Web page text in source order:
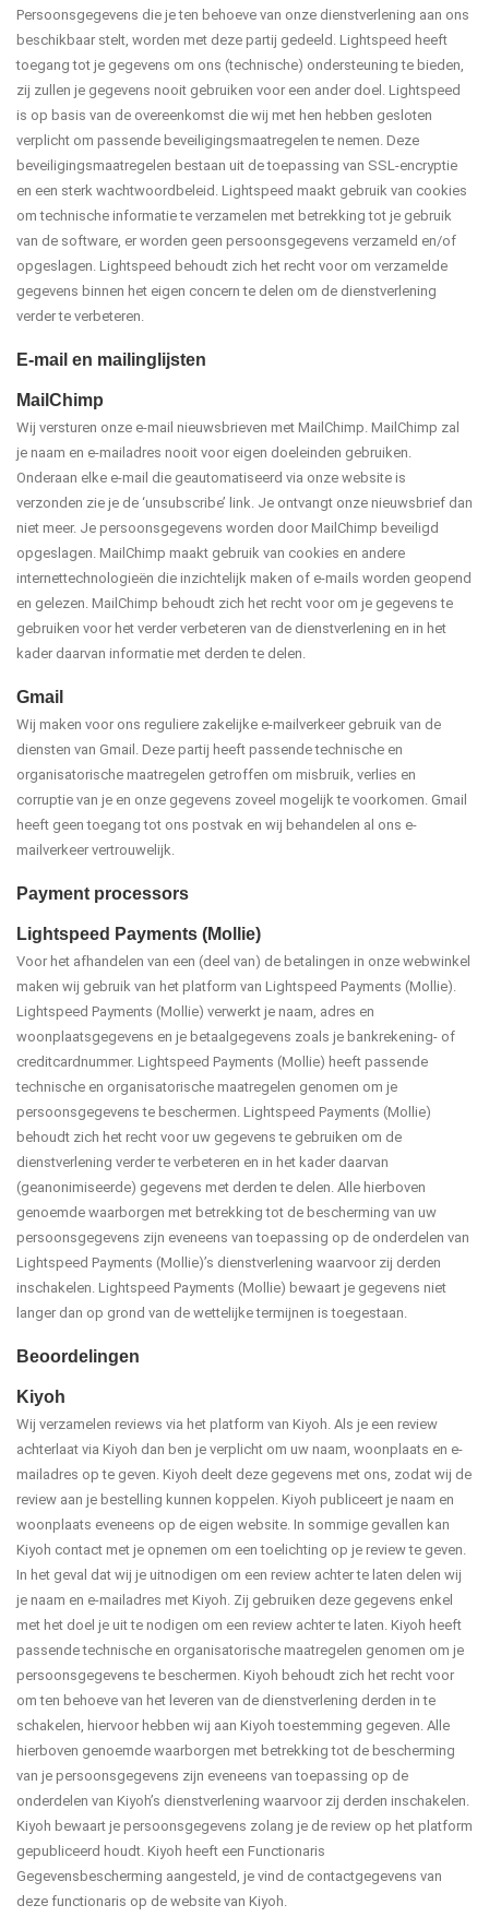
Persoonsgegevens die je ten behoeve van onze dienstverlening aan ons
beschikbaar stelt, worden met deze partij gedeeld. Lightspeed heeft
toegang tot je gegevens om ons (technische) ondersteuning te bieden,
zij zullen je gegevens nooit gebruiken voor een ander doel. Lightspeed
is op basis van de overeenkomst die wij met hen hebben gesloten
verplicht om passende beveiligingsmaatregelen te nemen. Deze
beveiligingsmaatregelen bestaan uit de toepassing van SSL-encryptie
en een sterk wachtwoordbeleid. Lightspeed maakt gebruik van cookies
om technische informatie te verzamelen met betrekking tot je gebruik
van de software, er worden geen persoonsgegevens verzameld en/of
opgeslagen. Lightspeed behoudt zich het recht voor om verzamelde
gegevens binnen het eigen concern te delen om de dienstverlening
verder te verbeteren.
E-mail en mailinglijsten
MailChimp
Wij versturen onze e-mail nieuwsbrieven met MailChimp. MailChimp zal
je naam en e-mailadres nooit voor eigen doeleinden gebruiken.
Onderaan elke e-mail die geautomatiseerd via onze website is
verzonden zie je de ‘unsubscribe’ link. Je ontvangt onze nieuwsbrief dan
niet meer. Je persoonsgegevens worden door MailChimp beveiligd
opgeslagen. MailChimp maakt gebruik van cookies en andere
internettechnologieën die inzichtelijk maken of e-mails worden geopend
en gelezen. MailChimp behoudt zich het recht voor om je gegevens te
gebruiken voor het verder verbeteren van de dienstverlening en in het
kader daarvan informatie met derden te delen.
Gmail
Wij maken voor ons reguliere zakelijke e-mailverkeer gebruik van de
diensten van Gmail. Deze partij heeft passende technische en
organisatorische maatregelen getroffen om misbruik, verlies en
corruptie van je en onze gegevens zoveel mogelijk te voorkomen. Gmail
heeft geen toegang tot ons postvak en wij behandelen al ons e-
mailverkeer vertrouwelijk.
Payment processors
Lightspeed Payments (Mollie)
Voor het afhandelen van een (deel van) de betalingen in onze webwinkel
maken wij gebruik van het platform van Lightspeed Payments (Mollie).
Lightspeed Payments (Mollie) verwerkt je naam, adres en
woonplaatsgegevens en je betaalgegevens zoals je bankrekening- of
creditcardnummer. Lightspeed Payments (Mollie) heeft passende
technische en organisatorische maatregelen genomen om je
persoonsgegevens te beschermen. Lightspeed Payments (Mollie)
behoudt zich het recht voor uw gegevens te gebruiken om de
dienstverlening verder te verbeteren en in het kader daarvan
(geanonimiseerde) gegevens met derden te delen. Alle hierboven
genoemde waarborgen met betrekking tot de bescherming van uw
persoonsgegevens zijn eveneens van toepassing op de onderdelen van
Lightspeed Payments (Mollie)’s dienstverlening waarvoor zij derden
inschakelen. Lightspeed Payments (Mollie) bewaart je gegevens niet
langer dan op grond van de wettelijke termijnen is toegestaan.
Beoordelingen
Kiyoh
Wij verzamelen reviews via het platform van Kiyoh. Als je een review
achterlaat via Kiyoh dan ben je verplicht om uw naam, woonplaats en e-
mailadres op te geven. Kiyoh deelt deze gegevens met ons, zodat wij de
review aan je bestelling kunnen koppelen. Kiyoh publiceert je naam en
woonplaats eveneens op de eigen website. In sommige gevallen kan
Kiyoh contact met je opnemen om een toelichting op je review te geven.
In het geval dat wij je uitnodigen om een review achter te laten delen wij
je naam en e-mailadres met Kiyoh. Zij gebruiken deze gegevens enkel
met het doel je uit te nodigen om een review achter te laten. Kiyoh heeft
passende technische en organisatorische maatregelen genomen om je
persoonsgegevens te beschermen. Kiyoh behoudt zich het recht voor
om ten behoeve van het leveren van de dienstverlening derden in te
schakelen, hiervoor hebben wij aan Kiyoh toestemming gegeven. Alle
hierboven genoemde waarborgen met betrekking tot de bescherming
van je persoonsgegevens zijn eveneens van toepassing op de
onderdelen van Kiyoh’s dienstverlening waarvoor zij derden inschakelen.
Kiyoh bewaart je persoonsgegevens zolang je de review op het platform
gepubliceerd houdt. Kiyoh heeft een Functionaris
Gegevensbescherming aangesteld, je vind de contactgegevens van
deze functionaris op de website van Kiyoh.